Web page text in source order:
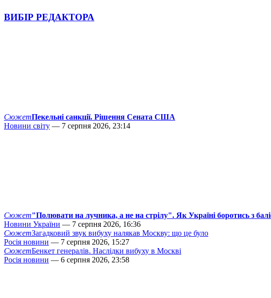
ВИБІР РЕДАКТОРА
СюжетПекельні санкції. Рішення Сената США
Новини світу — 7 серпня 2026, 23:14
Сюжет"Полювати на лучника, а не на стрілу". Як Україні боротись з
Новини України — 7 серпня 2026, 16:36
СюжетЗагадковий звук вибуху налякав Москву: що це було
Росія новини — 7 серпня 2026, 15:27
СюжетБенкет генералів. Наслідки вибуху в Москві
Росія новини — 6 серпня 2026, 23:58